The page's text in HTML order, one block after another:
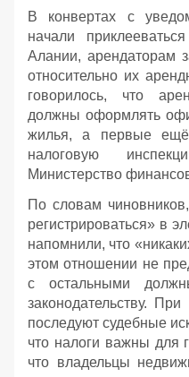
В конвертах с
начали
Алании, арендаторам
относительно их
говорилось, что
должны оформлять
жилья, а первые
налоговую
Министерство
По словам
регистрироваться» в
напомнили, что
этом отношении не
с остальными
законодательству.
последуют судебные
что налоги важны для
что владельцы